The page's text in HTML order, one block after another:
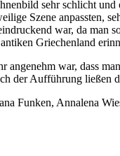
sehr schlicht
Szene anpassten,
war, da man
Griechenland
angenehm war, dass
der Aufführung ließen
Funken, Annalena